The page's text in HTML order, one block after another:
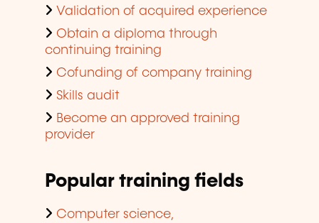
Validation of acquired experience
Obtain a diploma through
continuing training
Cofunding of company training
Skills audit
Become an approved training
provider
Popular training fields
Computer science,